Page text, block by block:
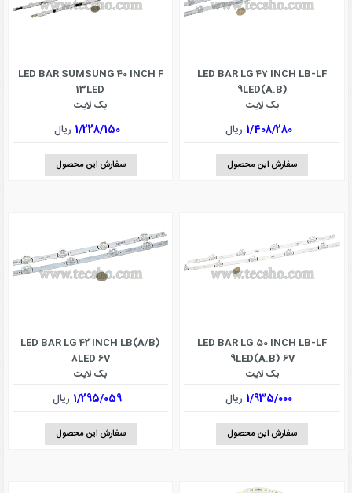
LED BAR LG 47 INCH LB-LF
9LED(A.B)
بک لایت
1/408/280 ریال
سفارش این محصول
LED BAR SUMSUNG 40 INCH F
13LED
بک لایت
1/228/150 ریال
سفارش این محصول
LED BAR LG 50 INCH LB-LF
9LED(A.B) 6V
بک لایت
1/935/000 ریال
سفارش این محصول
LED BAR LG 42 INCH LB(A/B)
8LED 6V
بک لایت
1/295/059 ریال
سفارش این محصول